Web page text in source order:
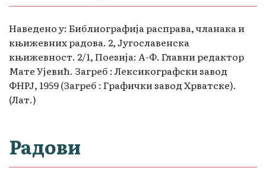
Наведено у: Библиографија расправа, чланака и
књижевних радова. 2, Југославенска
књижевност. 2/1, Поезија: А-Ф. Главни редактор
Мате Ујевић. Загреб : Лексикографски завод
ФНРЈ, 1959 (Загреб : Графички завод Хрватске).
(Лат.)
Радови